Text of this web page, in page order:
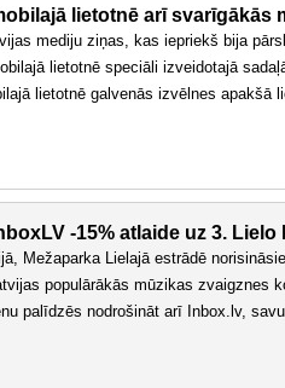
lietotnē arī svarīgākās
mediju ziņas, kas iepriekš bija
lietotnē speciāli izveidotajā
lietotnē galvenās izvēlnes apakšā
-15% atlaide uz 3. Lielo
Mežaparka Lielajā estrādē
populārākās mūzikas zvaigznes
palīdzēs nodrošināt arī Inbox.lv,